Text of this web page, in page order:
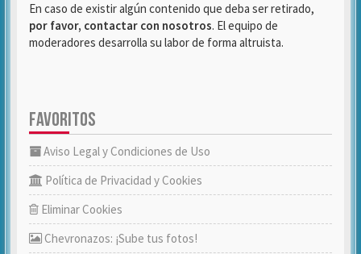
En caso de existir algún contenido que deba ser retirado,
por favor, contactar con nosotros. El equipo de
moderadores desarrolla su labor de forma altruista.
FAVORITOS
Aviso Legal y Condiciones de Uso
Política de Privacidad y Cookies
Eliminar Cookies
Chevronazos: ¡Sube tus fotos!